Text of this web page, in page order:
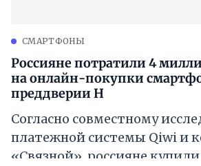
CМАРТФОНЫ
Россияне потратили 4
на онлайн-покупки
преддверии Н
Согласно совместному
платежной системы Qiwi и
«Связной», россияне купили